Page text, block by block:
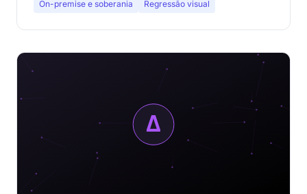
On-premise e soberania
Regressão visual